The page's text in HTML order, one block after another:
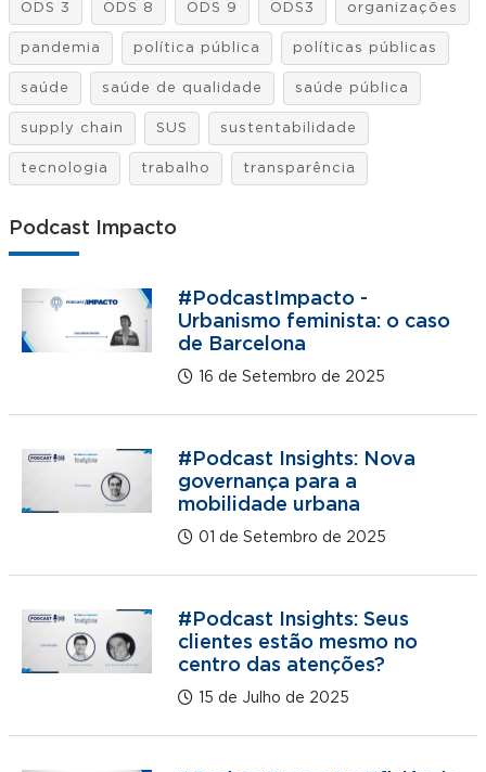
ODS 3 ODS 8 ODS 9 ODS3 organizações
pandemia política pública políticas públicas
saúde saúde de qualidade saúde pública
supply chain SUS sustentabilidade
tecnologia trabalho transparência
Podcast Impacto
#PodcastImpacto -
Urbanismo feminista: o caso
de Barcelona
16 de Setembro de 2025
#Podcast Insights: Nova
governança para a
mobilidade urbana
01 de Setembro de 2025
#Podcast Insights: Seus
clientes estão mesmo no
centro das atenções?
15 de Julho de 2025